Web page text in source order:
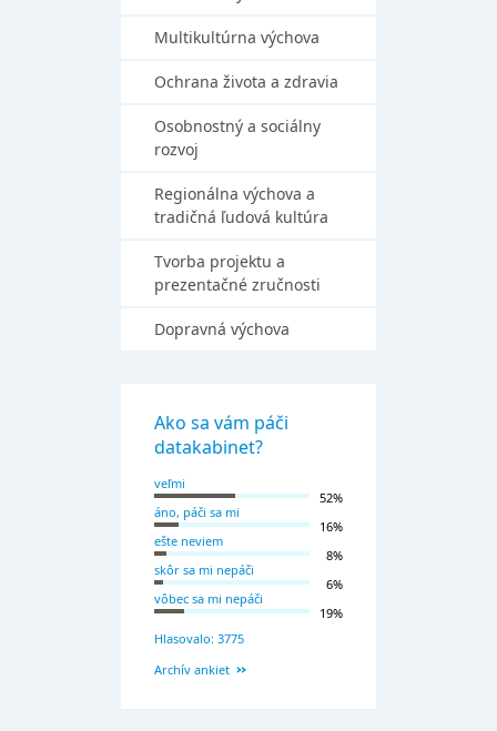
Multikultúrna výchova
Ochrana života a zdravia
Osobnostný a sociálny
rozvoj
Regionálna výchova a
tradičná ľudová kultúra
Tvorba projektu a
prezentačné zručnosti
Dopravná výchova
Ako sa vám páči
datakabinet?
veľmi
52%
áno, páči sa mi
16%
ešte neviem
8%
skôr sa mi nepáči
6%
vôbec sa mi nepáči
19%
Hlasovalo: 3775
Archív ankiet